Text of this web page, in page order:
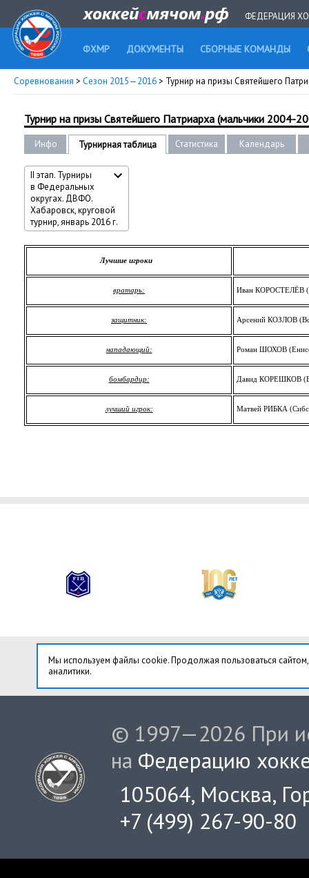
ФЕДЕРАЦИЯ
ФХМР ДОКУМЕНТЫ СБОРНЫЕ КОМАНДЫ
Соревнования > Сезон 2015—2016> Турнир на призы Святейшего
Турнир на призы Святейшего Патриарха (мальчики 2004-
Инфо Турнирная таблица Статистика Календарь
II этап. Турниры
в Федеральных
округах. ДВФО.
Хабаровск, круговой
турнир, январь 2016 г.
Лучшие игроки
вратарь: Иван КОРОСТЕЛЁВ
защитник: Арсений КОЗЛОВ
нападающий: Роман ШОХОВ
бомбардир: Давид КОРЕШКОВ
лучший игрок: Матвей РИБКА
Мы используем файлы cookie. Продолжая пользоваться
аналитики.
© 1997—2026 При
на Федерацию
105064, Москва,
+7 (499) 267-90-80